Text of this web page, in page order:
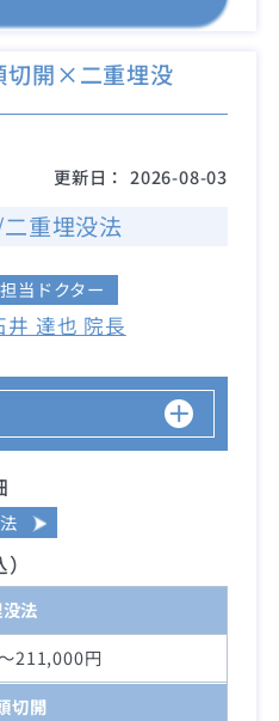
切開×二重埋没
更新日： 2026-08-03
重埋没法
担当ドクター
井 達也 院長
法
211,000円
切開